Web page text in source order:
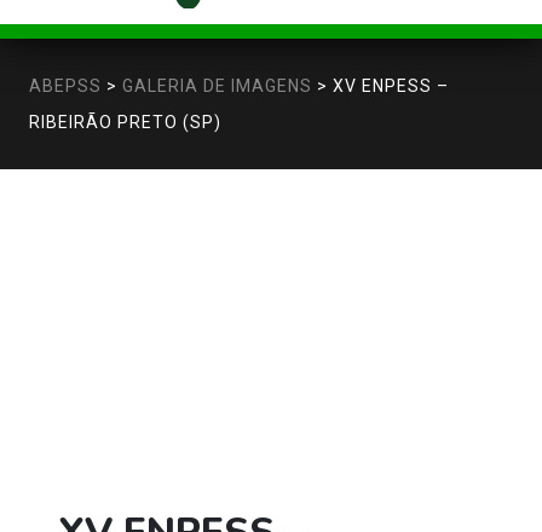
ABEPSS > GALERIA DE IMAGENS > XV ENPESS –
RIBEIRÃO PRETO (SP)